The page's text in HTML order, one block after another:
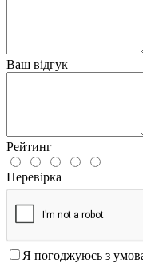
Ваш відгук
Рейтинг
Перевірка
Я погоджуюсь з